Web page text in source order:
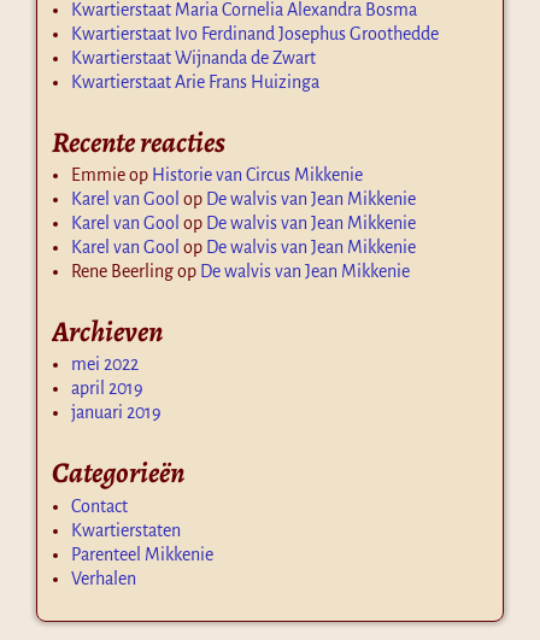
Kwartierstaat Maria Cornelia Alexandra Bosma
Kwartierstaat Ivo Ferdinand Josephus Groothedde
Kwartierstaat Wijnanda de Zwart
Kwartierstaat Arie Frans Huizinga
Recente reacties
Emmieop Historie van Circus Mikkenie
Karel van Gool op De walvis van Jean Mikkenie
Karel van Gool op De walvis van Jean Mikkenie
Karel van Gool op De walvis van Jean Mikkenie
Rene Beerlingop De walvis van Jean Mikkenie
Archieven
mei 2022
april 2019
januari 2019
Categorieën
Contact
Kwartierstaten
Parenteel Mikkenie
Verhalen